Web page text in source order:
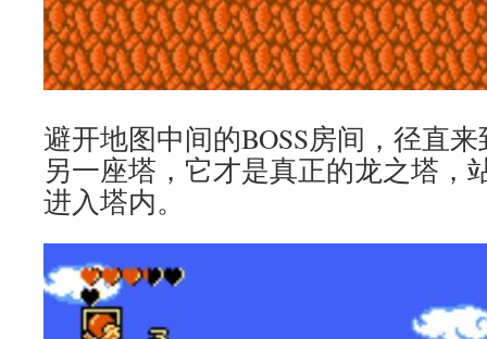
避开地图中间的BOSS房间，径直
另一座塔，它才是真正的龙之塔，
进入塔内。